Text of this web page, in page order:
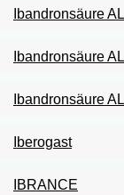
Ibandronsäure
Ibandronsäure
Ibandronsäure
Iberogast
IBRANCE